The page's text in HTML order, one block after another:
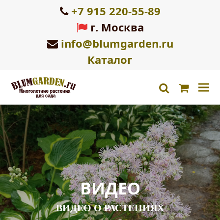
+7 915 220-55-89
г. Москва
info@blumgarden.ru
Каталог
search
ВИДЕО
ВИДЕО О РАСТЕНИЯХ